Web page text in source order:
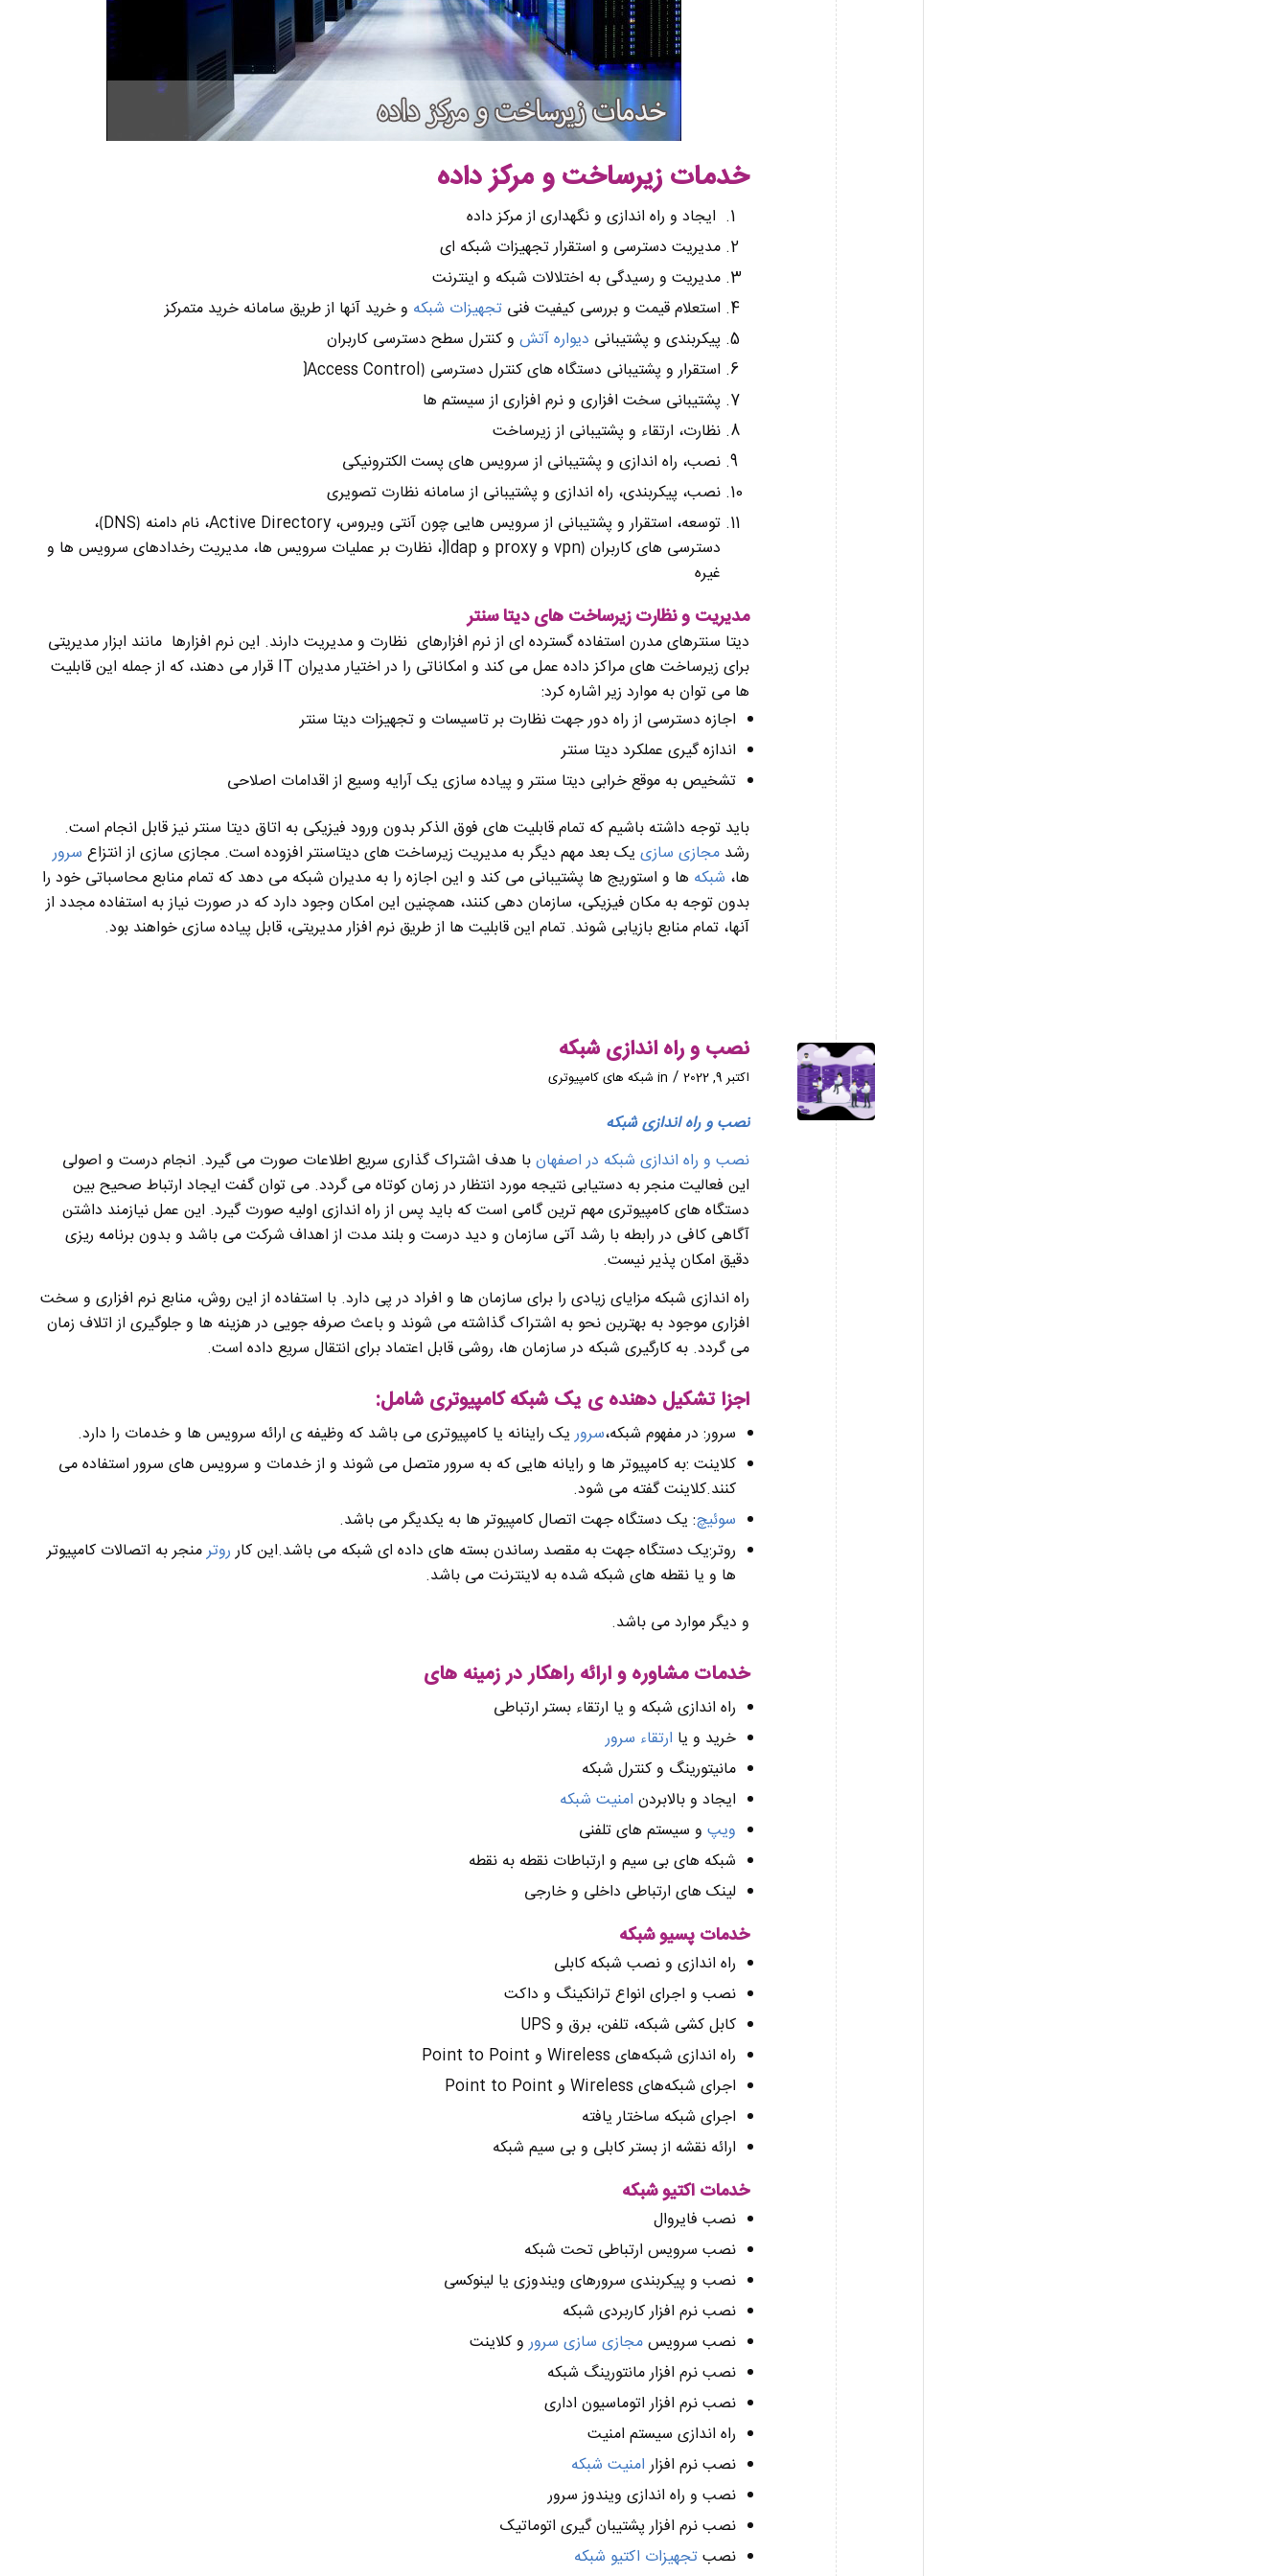
خدمات زیرساخت و مرکز داده
ایجاد و راه اندازی و نگهداری از مرکز داده
مدیریت دسترسی و استقرار تجهیزات شبکه ای
مدیریت و رسیدگی به اختلالات شبکه و اینترنت
استعلام قیمت و بررسی کیفیت فنیتجهیزات شبکه و خرید آنها از طریق سامانه خرید متمرکز
پیکربندی و پشتیبانی دیواره آتش و کنترل سطح دسترسی کاربران
استقرار و پشتیبانی دستگاه های کنترل دسترسی ⟮Access Control⟯
پشتیبانی سخت افزاری و نرم افزاری از سیستم ها
نظارت، ارتقاء و پشتیبانی از زیرساخت
نصب، راه اندازی و پشتیبانی از سرویس های پست الکترونیکی
نصب، پیکربندی، راه اندازی و پشتیبانی از سامانه نظارت تصویری
توسعه، استقرار و پشتیبانی از سرویس هایی چون آنتی ویروس، Active Directory، نام دامنه ⟮DNS⟯،
دسترسی های کاربران ⟮vpn و proxy و ldap⟯، نظارت بر عملیات سرویس ها، مدیریت رخدادهای سرویس ها و
غیره
مدیریت و نظارت زیرساخت های دیتا سنتر
دیتا سنترهای مدرن استفاده گسترده ای از نرم افزارهای نظارت و مدیریت دارند. این نرم افزارها مانند ابزار مدیریتی
برای زیرساخت های مراکز داده عمل می کند و امکاناتی را در اختیار مدیران IT قرار می دهند، که از جمله این قابلیت
ها می توان به موارد زیر اشاره کرد:
اجازه دسترسی از راه دور جهت نظارت بر تاسیسات و تجهیزات دیتا سنتر
اندازه گیری عملکرد دیتا سنتر
تشخیص به موقع خرابی دیتا سنتر و پیاده سازی یک آرایه وسیع از اقدامات اصلاحی
باید توجه داشته باشیم که تمام قابلیت های فوق الذکر بدون ورود فیزیکی به اتاق دیتا سنتر نیز قابل انجام است.
رشدمجازی سازی یک بعد مهم دیگر به مدیریت زیرساخت های دیتاسنتر افزوده است. مجازی سازی از انتزاع سرور
ها، شبکه ها و استوریج ها پشتیبانی می کند و این اجازه را به مدیران شبکه می دهد که تمام منابع محاسباتی خود را
بدون توجه به مکان فیزیکی، سازمان دهی کنند، همچنین این امکان وجود دارد که در صورت نیاز به استفاده مجدد از
آنها، تمام منابع بازیابی شوند. تمام این قابلیت ها از طریق نرم افزار مدیریتی، قابل پیاده سازی خواهند بود.
نصب و راه اندازی شبکه
اکتبر 9, 2022 /
in شبکه های کامپیوتری
نصب و راه اندازی شبکه
نصب و راه اندازی شبکه در اصفهانبا هدف اشتراک گذاری سريع اطلاعات صورت می گيرد. انجام درست و اصولی
اين فعاليت منجر به دستيابی نتيجه مورد انتظار در زمان کوتاه می گردد. می توان گفت ايجاد ارتباط صحيح بين
دستگاه های کامپيوتری مهم ترين گامی است که بايد پس از راه اندازی اوليه صورت گيرد. اين عمل نيازمند داشتن
آگاهی کافی در رابطه با رشد آتی سازمان و ديد درست و بلند مدت از اهداف شرکت می باشد و بدون برنامه ريزی
دقيق امکان پذير نيست.
راه اندازی شبکه مزايای زيادی را برای سازمان ها و افراد در پی دارد. با استفاده از اين روش، منابع نرم افزاری و سخت
افزاری موجود به بهترين نحو به اشتراک گذاشته می شوند و باعث صرفه جويی در هزينه ها و جلوگيری از اتلاف زمان
می گردد. به کارگيری شبکه در سازمان ها، روشی قابل اعتماد برای انتقال سريع داده است.
اجزا تشکیل دهنده ی یک شبکه کامپیوتری شامل:
سرور: در مفهوم شبکه،سروریک راینانه یا کامپیوتری می باشد که وظیفه ی ارائه سرویس ها و خدمات را دارد.
کلاینت :به کامپیوتر ها و رایانه هایی که به سرور متصل می شوند و از خدمات و سرویس های سرور استفاده می
کنند.کلاینت گفته می شود.
سوئیچ: یک دستگاه جهت اتصال کامپیوتر ها به یکدیگر می باشد.
روتر:یک دستگاه جهت به مقصد رساندن بسته های داده ای شبکه می باشد.این کارروترمنجر به اتصالات کامپیوتر
ها و یا نقطه های شبکه شده به لاینترنت می باشد.
و دیگر موارد می باشد.
خدمات مشاوره و ارائه راهکار در زمینه های
راه اندازی شبکه و یا ارتقاء بستر ارتباطی
خرید و یا ارتقاء سرور
مانیتورینگ و کنترل شبکه
ایجاد و بالابردن امنیت شبکه
ویپ و سیستم های تلفنی
شبکه های بی سیم و ارتباطات نقطه به نقطه
لینک های ارتباطی داخلی و خارجی
خدمات پسیو شبکه
راه اندازی و نصب شبکه کابلی
نصب و اجرای انواع ترانکینگ و داکت
کابل کشی شبکه، تلفن، برق و UPS
راه اندازی شبکه‌های Wireless و Point to Point
اجرای شبکه‌های Wireless و Point to Point
اجرای شبکه ساختار یافته
ارائه نقشه از بستر کابلی و بی سیم شبکه
خدمات اکتیو شبکه
نصب فایروال
نصب سرویس ارتباطی تحت شبکه
نصب و پیکربندی سرورهای ویندوزی یا لینوکسی
نصب نرم افزار کاربردی شبکه
نصب سرویسمجازی سازی سرورو کلاینت
نصب نرم افزار مانتورینگ شبکه
نصب نرم افزار اتوماسیون اداری
راه اندازی سیستم امنیت
نصب نرم افزارامنیت شبکه
نصب و راه اندازی ویندوز سرور
نصب نرم افزار پشتیبان گیری اتوماتیک
نصبتجهیزات اکتیو شبکه